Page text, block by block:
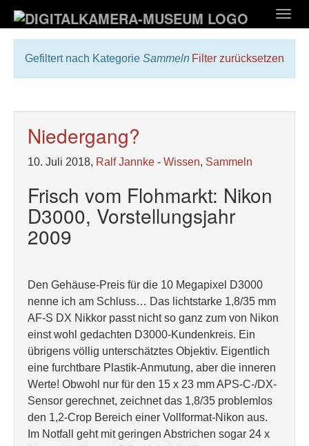
Hauptinhalt
springen
Gefiltert nach Kategorie Sammeln Filter zurücksetzen
Niedergang?
10. Juli 2018, Ralf Jannke - Wissen, Sammeln
Frisch vom Flohmarkt: Nikon
D3000, Vorstellungsjahr
2009
Den Gehäuse-Preis für die 10 Megapixel D3000
nenne ich am Schluss… Das lichtstarke 1,8/35 mm
AF-S DX Nikkor passt nicht so ganz zum von Nikon
einst wohl gedachten D3000-Kundenkreis. Ein
übrigens völlig unterschätztes Objektiv. Eigentlich
eine furchtbare Plastik-Anmutung, aber die inneren
Werte! Obwohl nur für den 15 x 23 mm APS-C-/DX-
Sensor gerechnet, zeichnet das 1,8/35 problemlos
den 1,2-Crop Bereich einer Vollformat-Nikon aus.
Im Notfall geht mit geringen Abstrichen sogar 24 x